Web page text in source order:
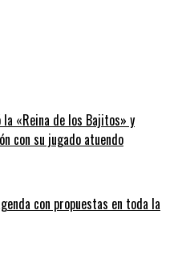
«Reina de los Bajitos» y
con su jugado atuendo
con propuestas en toda la